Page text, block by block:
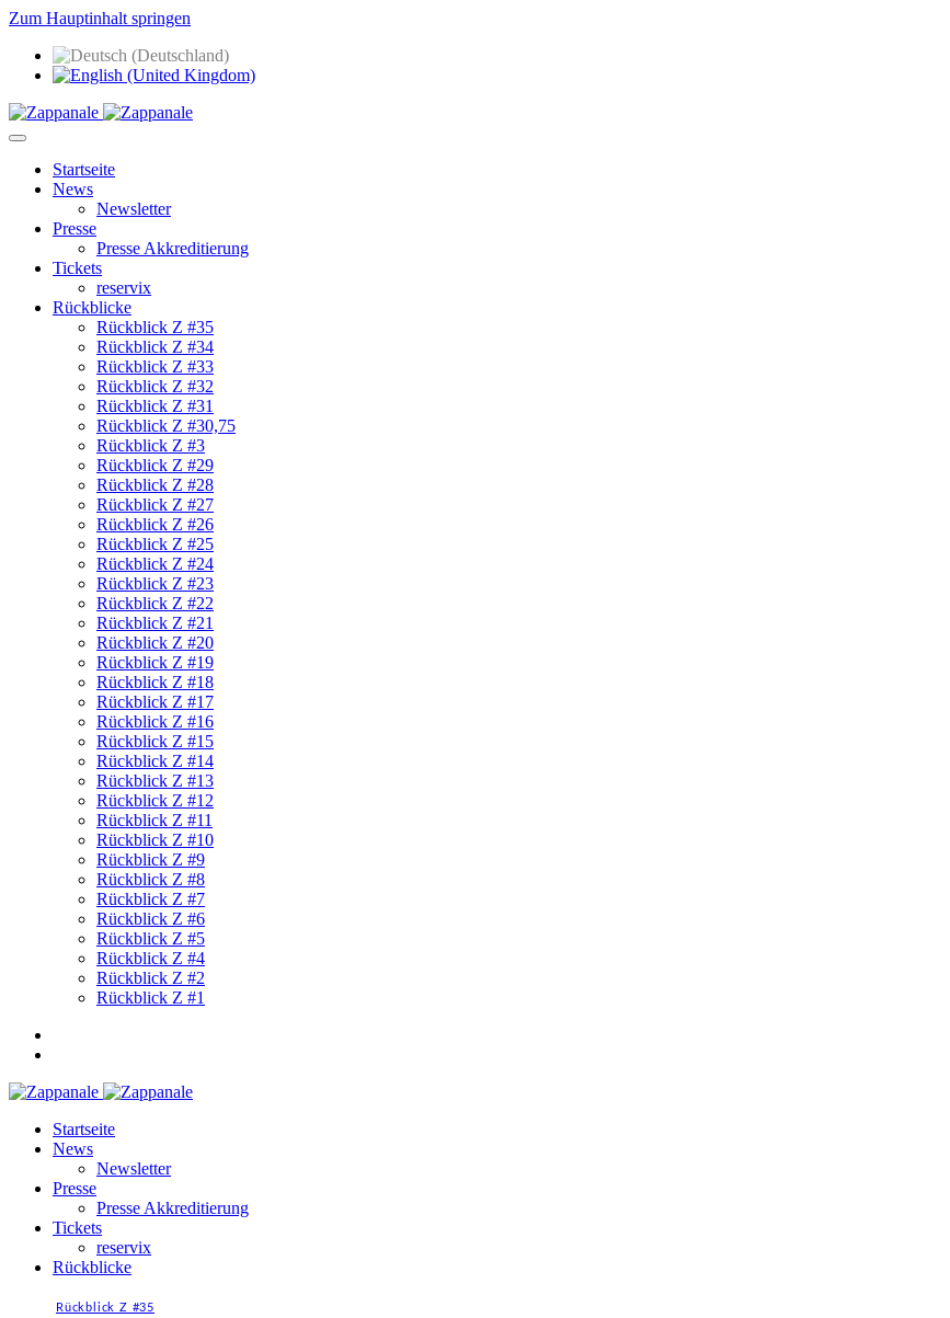
Zum Hauptinhalt springen
Startseite
News
Newsletter
Presse
Presse Akkreditierung
Tickets
reservix
Rückblicke
Rückblick Z #35
Rückblick Z #34
Rückblick Z #33
Rückblick Z #32
Rückblick Z #31
Rückblick Z #30,75
Rückblick Z #3
Rückblick Z #29
Rückblick Z #28
Rückblick Z #27
Rückblick Z #26
Rückblick Z #25
Rückblick Z #24
Rückblick Z #23
Rückblick Z #22
Rückblick Z #21
Rückblick Z #20
Rückblick Z #19
Rückblick Z #18
Rückblick Z #17
Rückblick Z #16
Rückblick Z #15
Rückblick Z #14
Rückblick Z #13
Rückblick Z #12
Rückblick Z #11
Rückblick Z #10
Rückblick Z #9
Rückblick Z #8
Rückblick Z #7
Rückblick Z #6
Rückblick Z #5
Rückblick Z #4
Rückblick Z #2
Rückblick Z #1
Startseite
News
Newsletter
Presse
Presse Akkreditierung
Tickets
reservix
Rückblicke
Rückblick Z #35